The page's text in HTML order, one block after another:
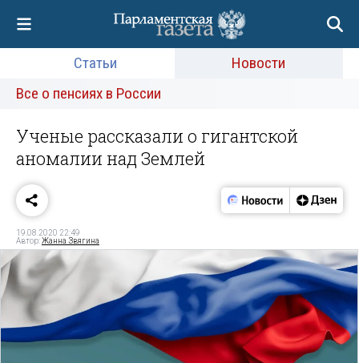
Статьи
Новости
Все о пенсиях в России
Ученые рассказали о гигантской
аномалии над Землей
19.08.2020 22:49
Автор:Жанна Звягина